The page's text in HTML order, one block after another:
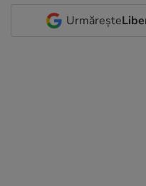
Urmărește